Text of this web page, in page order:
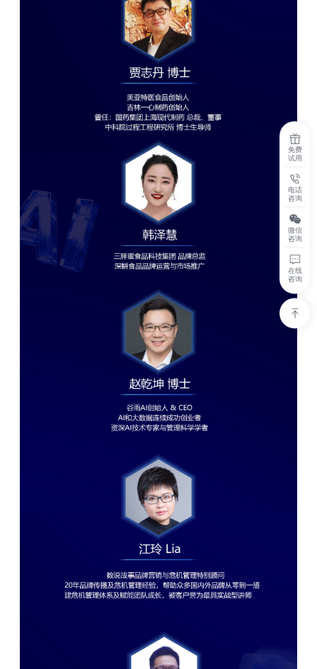
免费
试用
电话
咨询
微信
咨询
在线
咨询